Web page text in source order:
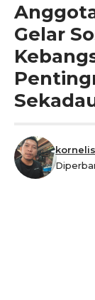
Gelar